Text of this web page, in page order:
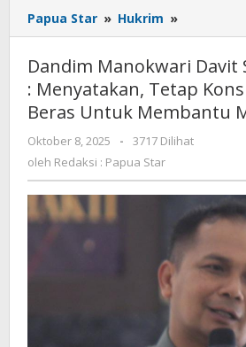
Papua Star » Hukrim »
Sutrisno
Sirait
:
Tetap
Menjual
Untuk
Membantu
Dandim Manokwari Davit
: Menyatakan, Tetap
Beras Untuk Membantu
Oktober 8, 2025
oleh
Redaksi
:
-
3717 Dilihat
oleh Redaksi : Papua Star